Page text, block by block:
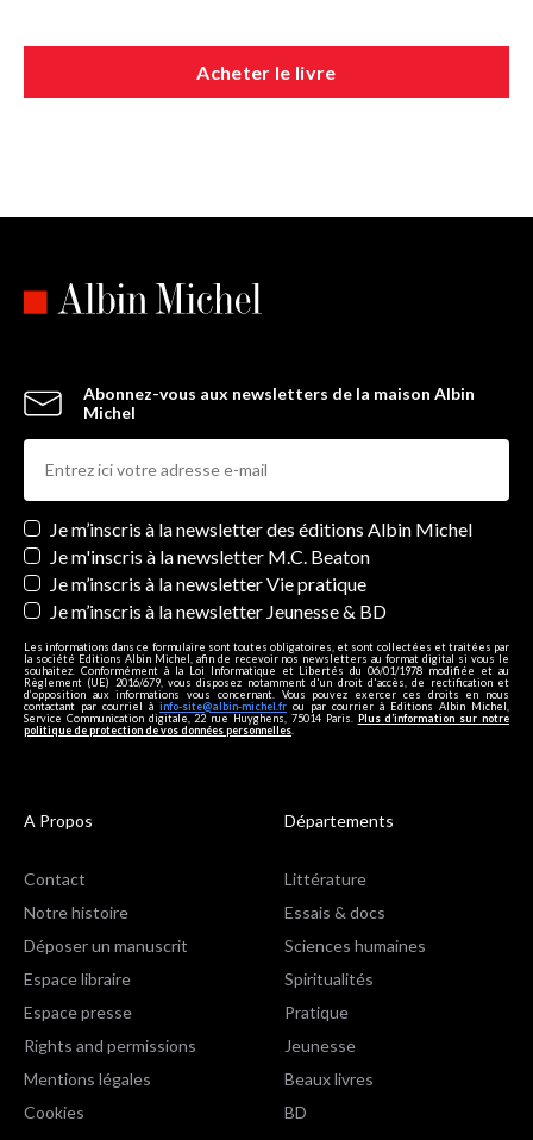
Acheter le livre
Abonnez-vous aux newsletters de la maison Albin
Michel
Newsletters
Je m’inscris à la newsletter des éditions Albin Michel
Je m'inscris à la newsletter M.C. Beaton
Je m’inscris à la newsletter Vie pratique
Je m’inscris à la newsletter Jeunesse & BD
Les informations dans ce formulaire sont toutes obligatoires, et sont collectées et traitées par
la société Editions Albin Michel, afin de recevoir nos newsletters au format digital si vous le
souhaitez. Conformément à la Loi Informatique et Libertés du 06/01/1978 modifiée et au
Règlement (UE) 2016/679, vous disposez notamment d'un droit d'accès, de rectification et
d’opposition aux informations vous concernant. Vous pouvez exercer ces droits en nous
contactant par courriel à info-site@albin-michel.fr ou par courrier à Editions Albin Michel,
Service Communication digitale, 22 rue Huyghens, 75014 Paris. Plus d’information sur notre
politique de protection de vos données personnelles
A Propos
Contact
Notre histoire
Déposer un manuscrit
Espace libraire
Espace presse
Rights and permissions
Mentions légales
Cookies
Départements
Littérature
Essais & docs
Sciences humaines
Spiritualités
Pratique
Jeunesse
Beaux livres
BD